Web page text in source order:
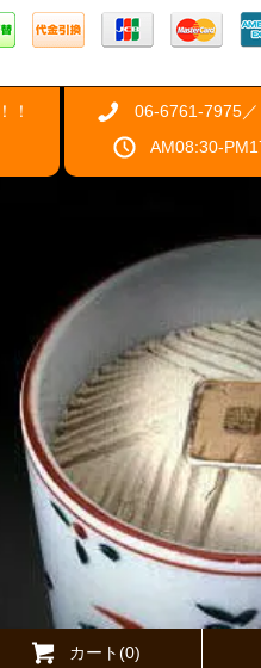
！
06-6761-7975
AM08:30-
カート(0)